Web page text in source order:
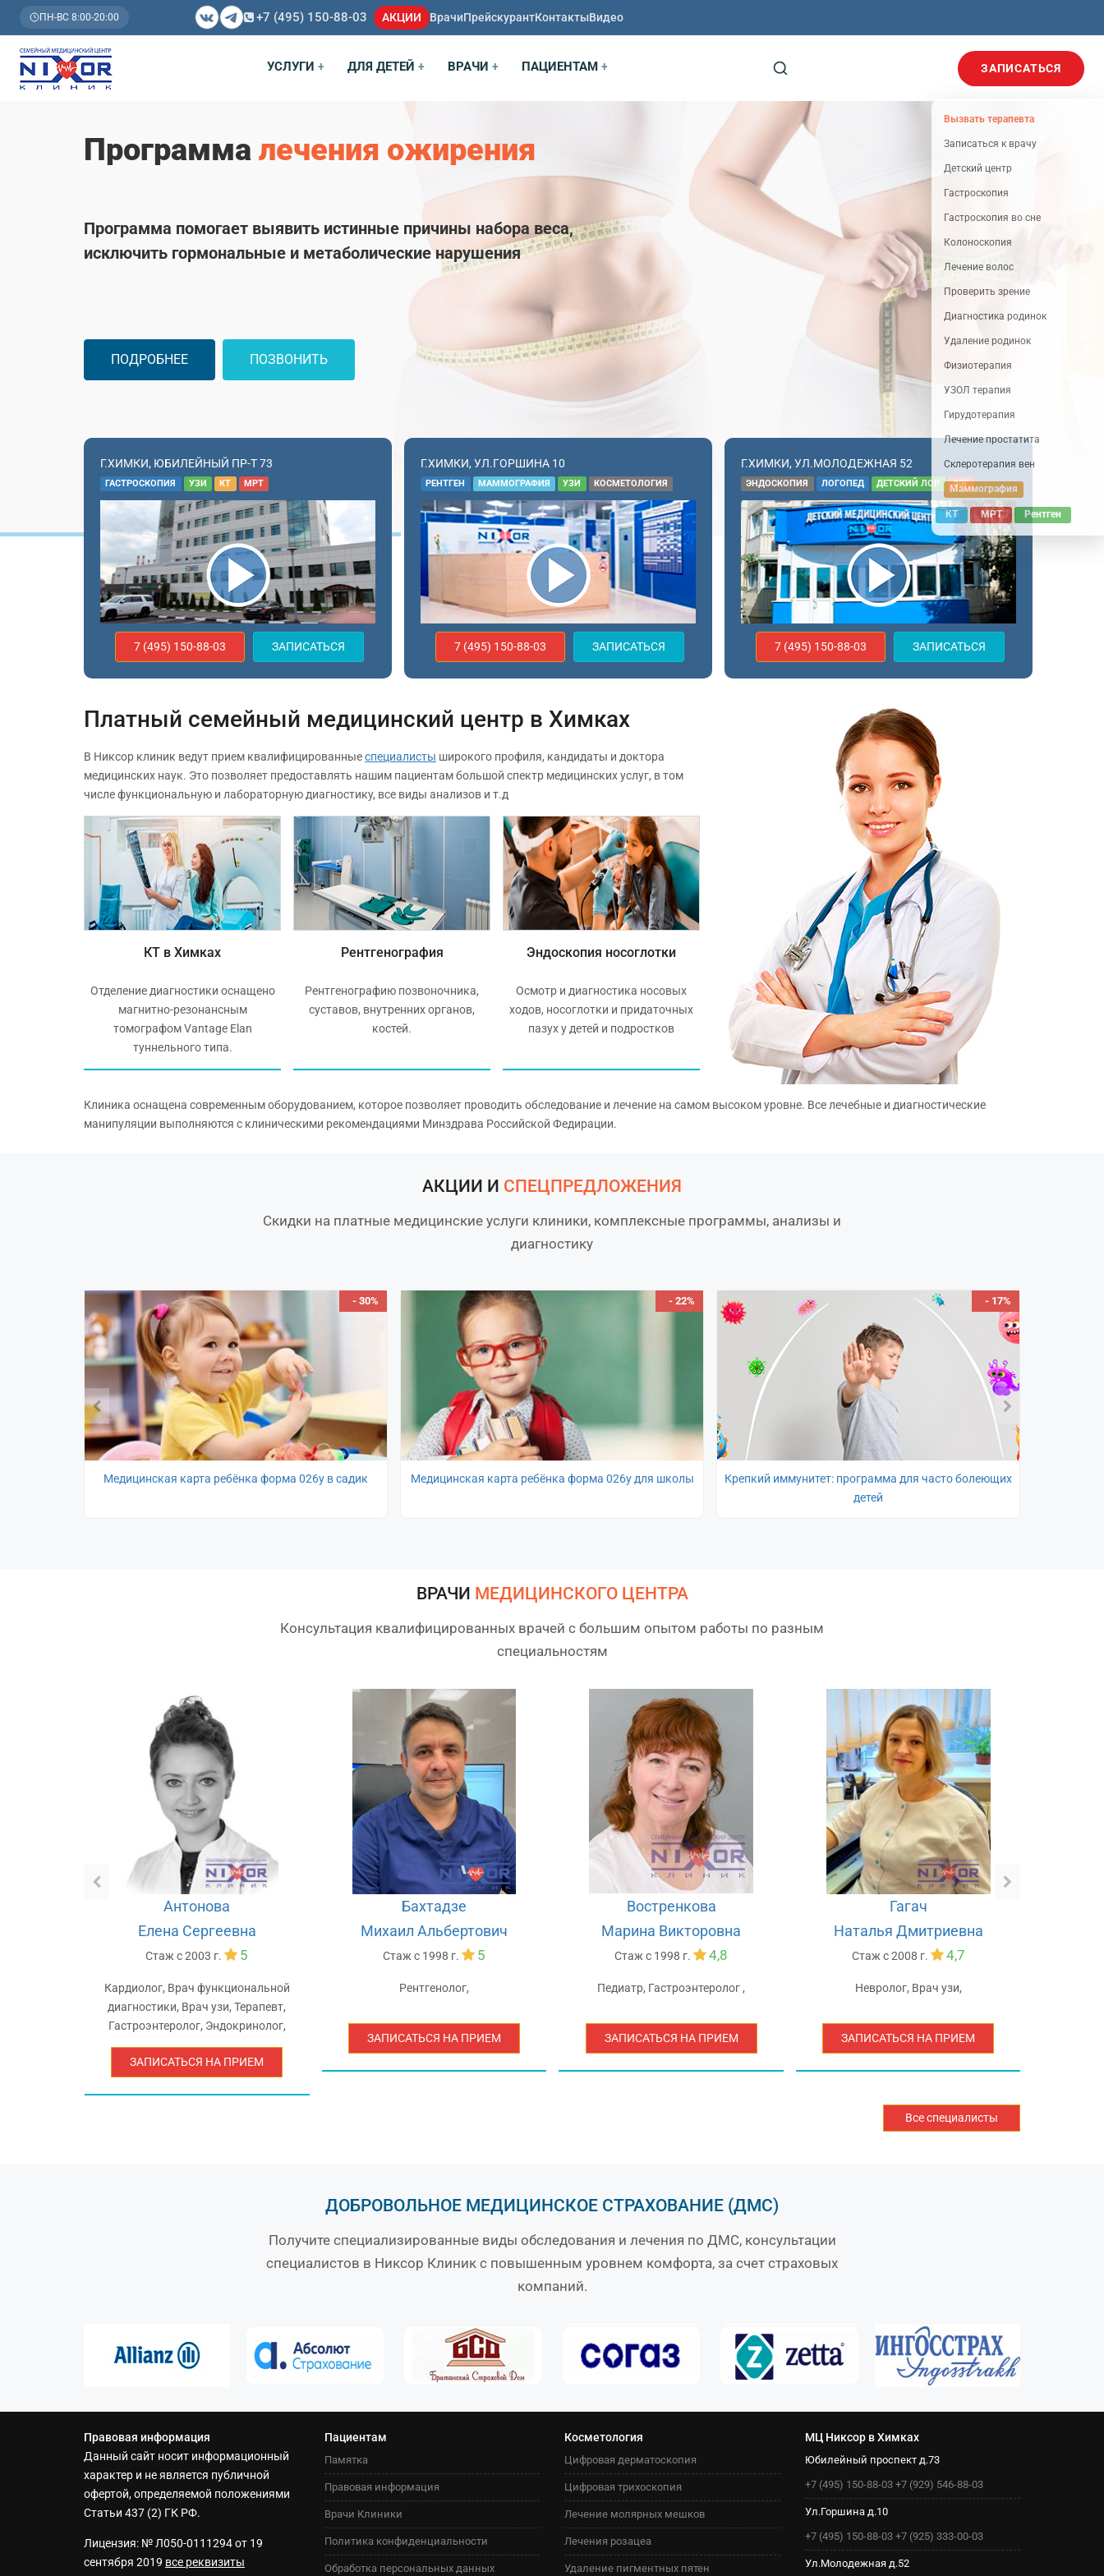
ПН-ВС 8:00-20:00 +7 (495) 150-88-03 АКЦИИ ВрачиПрейскурантКонтактыВидео
УСЛУГИ + ДЛЯ ДЕТЕЙ + ВРАЧИ + ПАЦИЕНТАМ + ЗАПИСАТЬСЯ
Программа лечения ожирения
Программа помогает выявить истинные причины набора веса,
исключить гормональные и метаболические нарушения
ПОДРОБНЕЕ ПОЗВОНИТЬ
Г.ХИМКИ, ЮБИЛЕЙНЫЙ ПР-Т 73
ГАСТРОСКОПИЯ УЗИ КТ МРТ
7 (495) 150-88-03 ЗАПИСАТЬСЯ
Г.ХИМКИ, УЛ.ГОРШИНА 10
РЕНТГЕН МАММОГРАФИЯ УЗИ КОСМЕТОЛОГИЯ
7 (495) 150-88-03 ЗАПИСАТЬСЯ
Г.ХИМКИ, УЛ.МОЛОДЕЖНАЯ 52
ЭНДОСКОПИЯ ЛОГОПЕД ДЕТСКИЙ ЛОР ЭЭГ
7 (495) 150-88-03 ЗАПИСАТЬСЯ
Платный семейный медицинский центр в Химках
В Никсор клиник ведут прием квалифицированныеспециалисты широкого профиля, кандидаты и доктора
медицинских наук. Это позволяет предоставлять нашим пациентам большой спектр медицинских услуг, в том
числе функциональную и лабораторную диагностику, все виды анализов и т.д
КТ в Химках
Отделение диагностики оснащено
магнитно-резонансным
томографом Vantage Elan
туннельного типа.
Рентгенография
Рентгенографию позвоночника,
суставов, внутренних органов,
костей.
Эндоскопия носоглотки
Осмотр и диагностика носовых
ходов, носоглотки и придаточных
пазух у детей и подростков
Гастроскопия
Получите подробную информацию о
состоянии слизистой оболочки
пищевода, желудка и
двенадцатиперстной кишки.
Удаление родинок
Хирургическое удаление
рекомендовано при подозрении
злокачественное
Клиника оснащена современным оборудованием, которое позволяет проводить обследование и лечение на самом высоком уровне. Все лечебные и диагностические
манипуляции выполняются с клиническими рекомендациями Минздрава Российской Федирации.
АКЦИИ И СПЕЦПРЕДЛОЖЕНИЯ
Скидки на платные медицинские услуги клиники, комплексные программы, анализы и
диагностику
- 30%
Медицинская карта ребёнка форма 026у в садик
- 22%
Медицинская карта ребёнка форма 026у для школы
- 17%
Крепкий иммунитет: программа для часто болеющих
детей
ВРАЧИ МЕДИЦИНСКОГО ЦЕНТРА
Консультация квалифицированных врачей с большим опытом работы по разным
специальностям
Антонова
Елена Сергеевна
Стаж с2003 г. 5
Кардиолог, Врач функциональной
диагностики, Врач узи, Терапевт,
Гастроэнтеролог, Эндокринолог,
ЗАПИСАТЬСЯ НА ПРИЕМ
Бахтадзе
Михаил Альбертович
Стаж с 1998 г. 5
Рентгенолог,
ЗАПИСАТЬСЯ НА ПРИЕМ
Востренкова
Марина Викторовна
Стаж с 1998 г. 4,8
Педиатр, Гастроэнтеролог ,
ЗАПИСАТЬСЯ НА ПРИЕМ
Гагач
Наталья Дмитриевна
Стаж с2008 г. 4,7
Невролог, Врач узи,
ЗАПИСАТЬСЯ НА ПРИЕМ
Все специалисты
ДОБРОВОЛЬНОЕ МЕДИЦИНСКОЕ СТРАХОВАНИЕ (ДМC)
Получите специализированные виды обследования и лечения по ДМС, консультации
специалистов в Никсор Клиник с повышенным уровнем комфорта, за счет страховых
компаний.
Вызвать терапевта
Записаться к врачу
Детский центр
Гастроскопия
Гастроскопия во сне
Колоноскопия
Лечение волос
Проверить зрение
Диагностика родинок
Удаление родинок
Физиотерапия
УЗОЛ терапия
Гирудотерапия
Лечение простатита
Склеротерапия вен
Маммография
КТ МРТ Рентген
Правовая информация
Данный сайт носит информационный
характер и не является публичной
офертой, определяемой положениями
Статьи 437 (2) ГК РФ.
Лицензия: № Л050-0111294 от 19
сентября 2019 все реквизиты
Пациентам
Памятка
Правовая информация
Врачи Клиники
Политика конфиденциальности
Обработка персональных данных
Косметология
Цифровая дерматоскопия
Цифровая трихоскопия
Лечение молярных мешков
Лечения розацеа
Удаление пигментных пятен
МЦ Никсор в Химках
Юбилейный проспект д.73
+7 (495) 150-88-03 +7 (929) 546-88-03
Ул.Горшина д.10
+7 (495) 150-88-03 +7 (925) 333-00-03
Ул.Молодежная д.52